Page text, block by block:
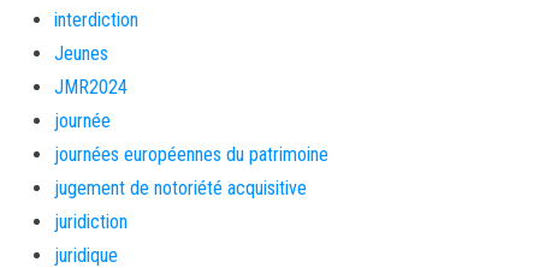
interdiction
Jeunes
JMR2024
journée
journées européennes du patrimoine
jugement de notoriété acquisitive
juridiction
juridique